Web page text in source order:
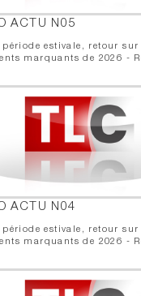
ACTU N05
période estivale, retour sur
marquants de 2026 -
ACTU N04
période estivale, retour sur
marquants de 2026 -